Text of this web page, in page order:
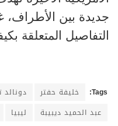
جديدة بين الأطراف،
التفاصيل المتعلقة
Tags: خليفة حفتر دونالد
عبد الحميد ديبيبة
ليبيا